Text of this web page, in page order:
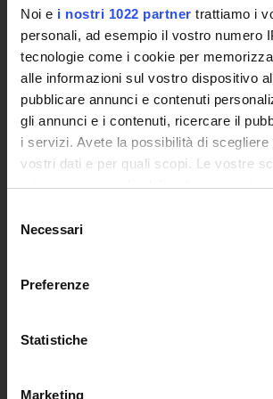
Noi e i nostri 1022 partner trattiamo i
personali, ad esempio il vostro numero
tecnologie come i cookie per
alle informazioni sul vostro dispositivo
pubblicare annunci e contenuti
gli annunci e i contenuti, ricercare il
i servizi. Avete la possibilità di
vostri dati e per quali scopi. Le vostre
privacy sono applicabili solo su questa
modificare o revocare il proprio
momento dalla Dichiarazione sui
raccogliere informazioni sulla tua
geografica, con
delNecessari
Preferenze
Statistiche
Marketing
Certified E-mail
Rector Inbox
TEACHING
Degree Courses
Advanced training
Research Doctorate
Qualifying educational programs for
DPCM 4/8/23